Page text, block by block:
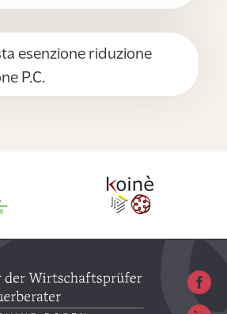
esenzione riduzione
P.C.